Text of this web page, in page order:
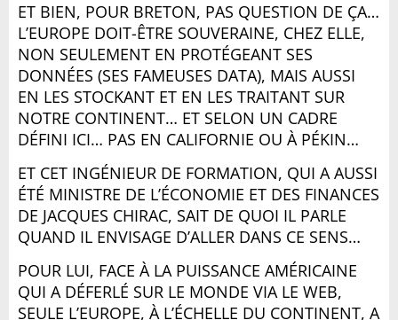
ET BIEN, POUR BRETON, PAS QUESTION DE ÇA…
L’EUROPE DOIT-ÊTRE SOUVERAINE, CHEZ ELLE,
NON SEULEMENT EN PROTÉGEANT SES
DONNÉES (SES FAMEUSES DATA), MAIS AUSSI
EN LES STOCKANT ET EN LES TRAITANT SUR
NOTRE CONTINENT… ET SELON UN CADRE
DÉFINI ICI… PAS EN CALIFORNIE OU À PÉKIN…
ET CET INGÉNIEUR DE FORMATION, QUI A AUSSI
ÉTÉ MINISTRE DE L’ÉCONOMIE ET DES FINANCES
DE JACQUES CHIRAC, SAIT DE QUOI IL PARLE
QUAND IL ENVISAGE D’ALLER DANS CE SENS…
POUR LUI, FACE À LA PUISSANCE AMÉRICAINE
QUI A DÉFERLÉ SUR LE MONDE VIA LE WEB,
SEULE L’EUROPE, À L’ÉCHELLE DU CONTINENT, A